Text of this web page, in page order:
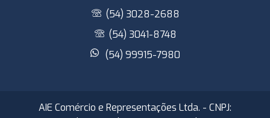
(54) 3028-2688
(54) 3041-8748
(54) 99915-7980
AIE Comércio e Representações Ltda. - CNPJ: